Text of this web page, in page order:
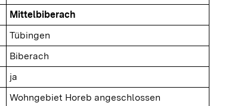
Mittelbiberach
Tübingen
Biberach
ja
Wohngebiet Horeb angeschlossen